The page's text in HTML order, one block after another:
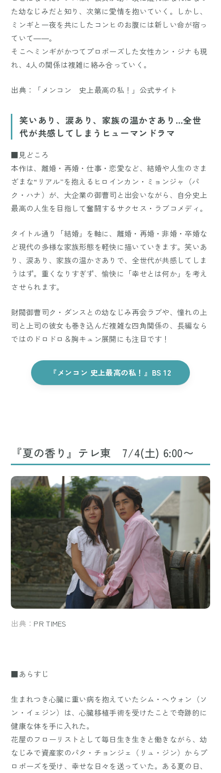
た幼なじみだと知り、次第に愛情を抱いていく。しかし、
ミンギと一夜を共にしたコンヒのお腹には新しい命が宿っ
ていて――。
そこへミンギがかつてプロポーズした女性カン・ジナも現
れ、4人の関係は複雑に絡み合っていく。
出典： 「メンコン 史上最高の私！」公式サイト
笑いあり、涙あり、家族の温かさあり…全世
代が共感してしまうヒューマンドラマ
■見どころ
本作は、離婚・再婚・仕事・恋愛など、結婚や人生のさま
ざまな“リアル”を抱えるヒロインカン・ミョンジャ（パ
ク・ハナ）が、大企業の御曹司と出会いながら、自分史上
最高の人生を目指して奮闘するサクセス・ラブコメディ。
タイトル通り「結婚」を軸に、離婚・再婚・非婚・卒婚な
ど現代の多様な家族形態を軽快に描いていきます。笑いあ
り、涙あり、家族の温かさありで、全世代が共感してしま
うはず。重くなりすぎず、愉快に「幸せとは何か」を考え
させられます。
財閥御曹司ク・ダンスとの幼なじみ再会ラブや、憧れの上
司と上司の彼女も巻き込んだ複雑な四角関係の、長編なら
ではのドロドロ＆胸キュン展開にも注目です！
『メンコン 史上最高の私！』BS 12
『夏の香り』テレ東 7/4(土) 6:00〜
出典： PR TIMES
■あらすじ
生まれつき心臓に重い病を抱えていたシム・ヘウォン（ソ
ン・イェジン）は、心臓移植手術を受けたことで奇跡的に
健康な体を手に入れた。
花屋のフローリストとして毎日生き生きと働きながら、幼
なじみで資産家のパク・チョンジェ（リュ・ジン）からプ
ロポーズを受け、幸せな日々を送っていた。ある夏の日、